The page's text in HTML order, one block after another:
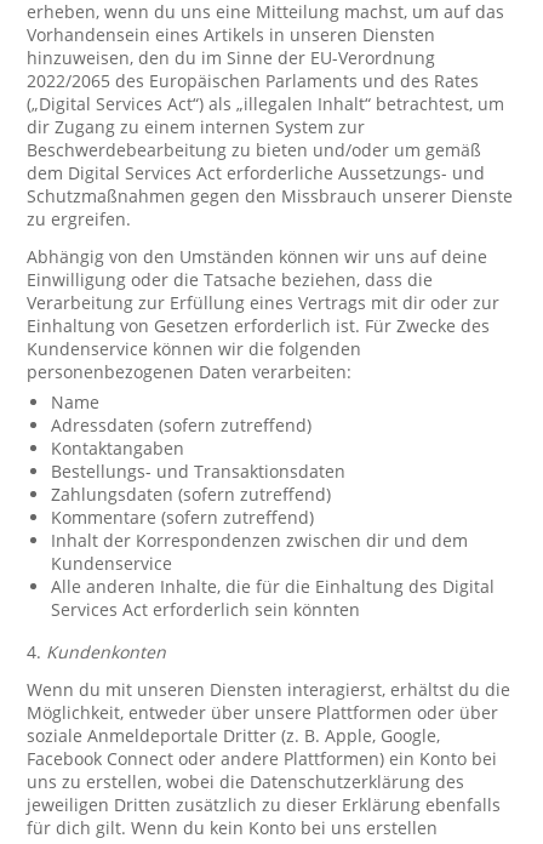
erheben, wenn du uns eine Mitteilung machst, um auf das
Vorhandensein eines Artikels in unseren Diensten
hinzuweisen, den du im Sinne der EU-Verordnung
2022/2065 des Europäischen Parlaments und des Rates
(„Digital Services Act“) als „illegalen Inhalt“ betrachtest, um
dir Zugang zu einem internen System zur
Beschwerdebearbeitung zu bieten und/oder um gemäß
dem Digital Services Act erforderliche Aussetzungs- und
Schutzmaßnahmen gegen den Missbrauch unserer Dienste
zu ergreifen.
Abhängig von den Umständen können wir uns auf deine
Einwilligung oder die Tatsache beziehen, dass die
Verarbeitung zur Erfüllung eines Vertrags mit dir oder zur
Einhaltung von Gesetzen erforderlich ist. Für Zwecke des
Kundenservice können wir die folgenden
personenbezogenen Daten verarbeiten:
Name
Adressdaten (sofern zutreffend)
Kontaktangaben
Bestellungs- und Transaktionsdaten
Zahlungsdaten (sofern zutreffend)
Kommentare (sofern zutreffend)
Inhalt der Korrespondenzen zwischen dir und dem
Kundenservice
Alle anderen Inhalte, die für die Einhaltung des Digital
Services Act erforderlich sein könnten
4. Kundenkonten
Wenn du mit unseren Diensten interagierst, erhältst du die
Möglichkeit, entweder über unsere Plattformen oder über
soziale Anmeldeportale Dritter (z. B. Apple, Google,
Facebook Connect oder andere Plattformen) ein Konto bei
uns zu erstellen, wobei die Datenschutzerklärung des
jeweiligen Dritten zusätzlich zu dieser Erklärung ebenfalls
für dich gilt. Wenn du kein Konto bei uns erstellen